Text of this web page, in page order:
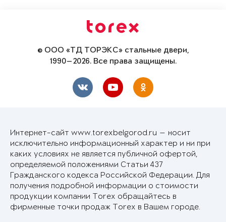
© ООО «ТД ТОРЭКС» стальные двери,
1990—2026. Все права защищены.
Интернет-сайт www.torexbelgorod.ru — носит
исключительно информационный характер и ни при
каких условиях не является публичной офертой,
определяемой положениями Статьи 437
Гражданского кодекса Российской Федерации. Для
получения подробной информации о стоимости
продукции компании Torex обращайтесь в
фирменные точки продаж Torex в Вашем городе.